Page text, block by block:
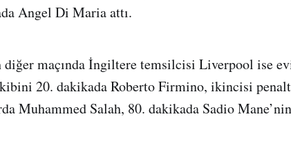
Angel Di Maria attı.
diğer maçında İngiltere temsilcisi Liverpool ise
20. dakikada Roberto Firmino, ikincisi
Muhammed Salah, 80. dakikada Sadio